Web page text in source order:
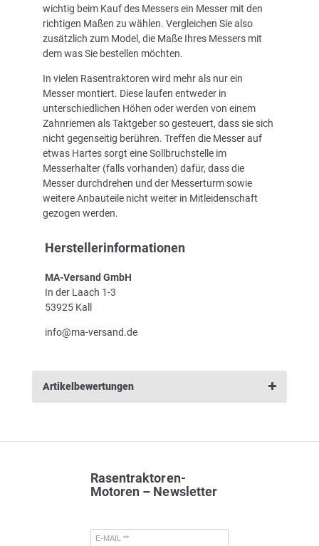
wichtig beim Kauf des Messers ein Messer mit den
richtigen Maßen zu wählen. Vergleichen Sie also
zusätzlich zum Model, die Maße Ihres Messers mit
dem was Sie bestellen möchten.
In vielen Rasentraktoren wird mehr als nur ein
Messer montiert. Diese laufen entweder in
unterschiedlichen Höhen oder werden von einem
Zahnriemen als Taktgeber so gesteuert, dass sie sich
nicht gegenseitig berühren. Treffen die Messer auf
etwas Hartes sorgt eine Sollbruchstelle im
Messerhalter (falls vorhanden) dafür, dass die
Messer durchdrehen und der Messerturm sowie
weitere Anbauteile nicht weiter in Mitleidenschaft
gezogen werden.
Herstellerinformationen
MA-Versand GmbH
In der Laach 1-3
53925 Kall
info@ma-versand.de
Artikelbewertungen
Rasentraktoren-
Motoren – Newsletter
E-MAIL **